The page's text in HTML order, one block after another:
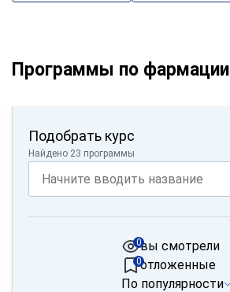
Программы по фармации
Подобрать курс
Найдено 23 программы
вы смотрели
0
отложенные
0
По популярности